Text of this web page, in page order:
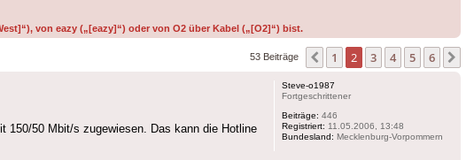
von eazy („[eazy]“) oder von O2 über Kabel („[O2]“) bist.
53 Beiträge Vorherige
1 2 3 4 5 6
Steve-o1987
Fortgeschrittener
Beiträge: 446
Registriert: 11.05.2006, 13:48
Bundesland: Mecklenburg-Vorpommern
150/50 Mbit/s zugewiesen. Das kann die Hotline